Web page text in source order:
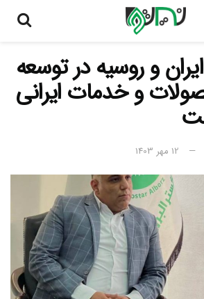
و روسیه در توسعه
و خدمات ایرانی
12 مهر 1403